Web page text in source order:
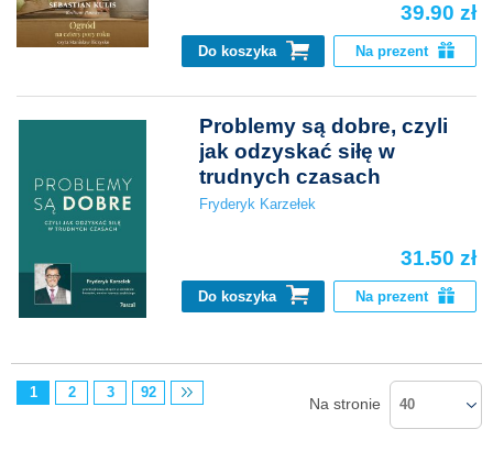
39.90 zł
Do koszyka Na prezent
Problemy są dobre, czyli
jak odzyskać siłę w
trudnych czasach
Fryderyk Karzełek
31.50 zł
Do koszyka Na prezent
1 2 3 92
Na stronie 40